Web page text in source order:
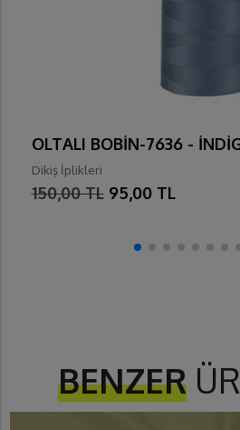
OLTALI BOBİN-7636 -
Dikiş İplikleri
150,00 TL 95,00 TL
BENZER